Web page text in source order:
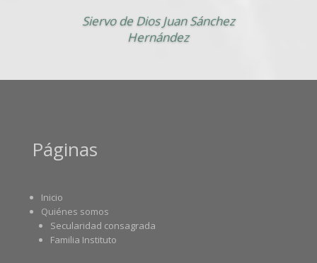
Siervo de Dios Juan Sánchez
Hernández
Páginas
Inicio
Quiénes somos
Secularidad consagrada
Familia Instituto